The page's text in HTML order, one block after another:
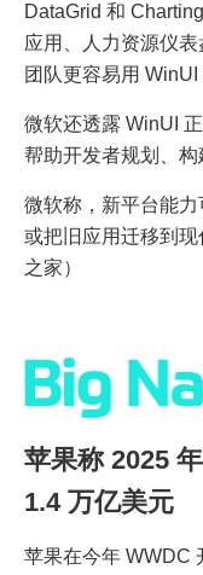
DataGrid 和
应用、人力资源仪
团队更容易用 WinUI
微软还透露 WinUI
帮助开发者规划、构
微软称，新平台能力
或把旧应用迁移到
之家）
苹果称 2025
1.4 万亿美元
苹果在今年 WWDC